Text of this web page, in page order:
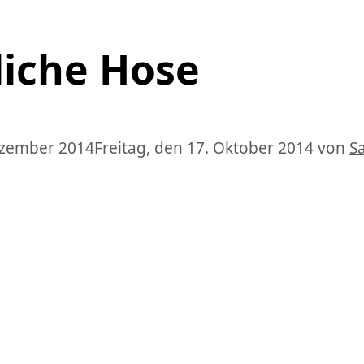
Hose
2014Freitag, den 17. Oktober 2014von